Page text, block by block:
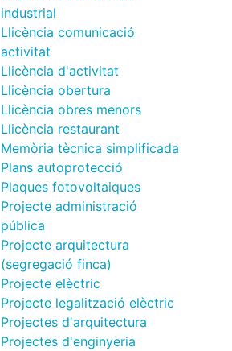
industrial
Llicència comunicació
activitat
Llicència d'activitat
Llicència obertura
Llicència obres menors
Llicència restaurant
Memòria tècnica simplificada
Plans autoprotecció
Plaques fotovoltaiques
Projecte administració
pública
Projecte arquitectura
(segregació finca)
Projecte elèctric
Projecte legalització elèctric
Projectes d'arquitectura
Projectes d'enginyeria